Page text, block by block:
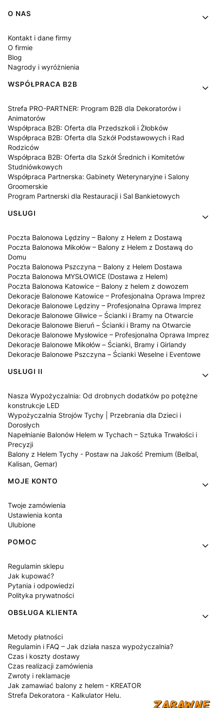
Linki w stopce
O NAS
Kontakt i dane firmy
O firmie
Blog
Nagrody i wyróżnienia
WSPÓŁPRACA B2B
Strefa PRO-PARTNER: Program B2B dla Dekoratorów i
Animatorów
Współpraca B2B: Oferta dla Przedszkoli i Żłobków
Współpraca B2B: Oferta dla Szkół Podstawowych i Rad
Rodziców
Współpraca B2B: Oferta dla Szkół Średnich i Komitetów
Studniówkowych
Współpraca Partnerska: Gabinety Weterynaryjne i Salony
Groomerskie
Program Partnerski dla Restauracji i Sal Bankietowych
USŁUGI
Poczta Balonowa Lędziny – Balony z Helem z Dostawą
Poczta Balonowa Mikołów – Balony z Helem z Dostawą do
Domu
Poczta Balonowa Pszczyna – Balony z Helem Dostawa
Poczta Balonowa MYSŁOWICE (Dostawa z Helem)
Poczta Balonowa Katowice – Balony z helem z dowozem
Dekoracje Balonowe Katowice – Profesjonalna Oprawa Imprez
Dekoracje Balonowe Lędziny – Profesjonalna Oprawa Imprez
Dekoracje Balonowe Gliwice – Ścianki i Bramy na Otwarcie
Dekoracje Balonowe Bieruń – Ścianki i Bramy na Otwarcie
Dekoracje Balonowe Mysłowice – Profesjonalna Oprawa Imprez
Dekoracje Balonowe Mikołów – Ścianki, Bramy i Girlandy
Dekoracje Balonowe Pszczyna – Ścianki Weselne i Eventowe
USŁUGI II
Nasza Wypożyczalnia: Od drobnych dodatków po potężne
konstrukcje LED
Wypożyczalnia Strojów Tychy | Przebrania dla Dzieci i
Dorosłych
Napełnianie Balonów Helem w Tychach – Sztuka Trwałości i
Precyzji
Balony z Helem Tychy - Postaw na Jakość Premium (Belbal,
Kalisan, Gemar)
MOJE KONTO
Twoje zamówienia
Ustawienia konta
Ulubione
POMOC
Regulamin sklepu
Jak kupować?
Pytania i odpowiedzi
Polityka prywatności
OBSŁUGA KLIENTA
Metody płatności
Regulamin i FAQ – Jak działa nasza wypożyczalnia?
Czas i koszty dostawy
Czas realizacji zamówienia
Zwroty i reklamacje
Jak zamawiać balony z helem - KREATOR
Strefa Dekoratora - Kalkulator Helu.